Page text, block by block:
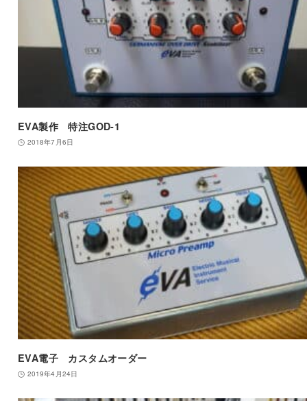
EVA製作 特注GOD-1
2018年7月6日
EVA電子 カスタムオーダー
2019年4月24日